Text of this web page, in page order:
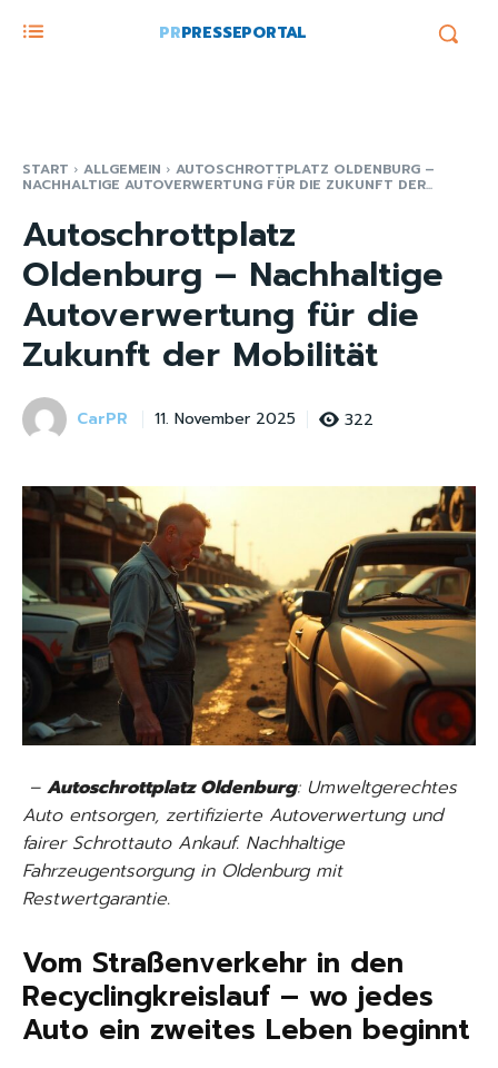
PRPRESSEPORTAL
START ALLGEMEIN AUTOSCHROTTPLATZ OLDENBURG –
NACHHALTIGE AUTOVERWERTUNG FÜR DIE ZUKUNFT DER...
Autoschrottplatz
Oldenburg – Nachhaltige
Autoverwertung für die
Zukunft der Mobilität
CarPR 11. November 2025 322
– Autoschrottplatz Oldenburg: Umweltgerechtes
Auto entsorgen, zertifizierte Autoverwertung und
fairer Schrottauto Ankauf. Nachhaltige
Fahrzeugentsorgung in Oldenburg mit
Restwertgarantie.
Vom Straßenverkehr in den
Recyclingkreislauf – wo jedes
Auto ein zweites Leben beginnt